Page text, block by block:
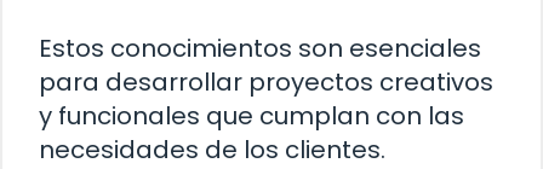
Estos conocimientos son esenciales
para desarrollar proyectos creativos
y funcionales que cumplan con las
necesidades de los clientes.